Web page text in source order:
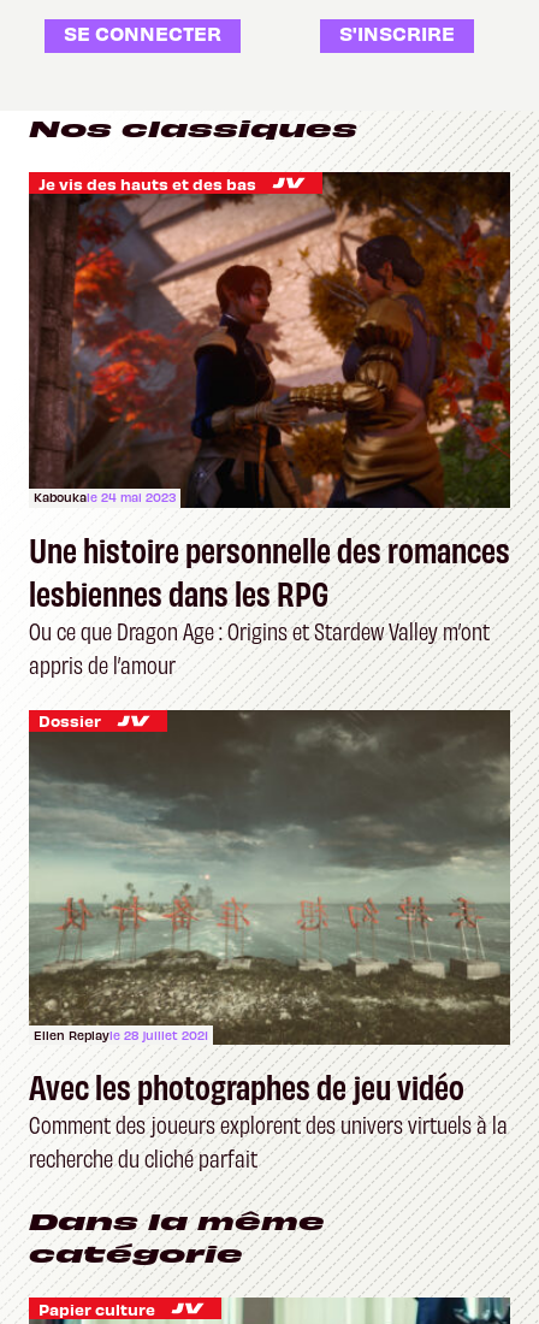
SE CONNECTER S'INSCRIRE
Nos classiques
Je vis des hauts et des bas
Kaboukale 24 mai 2023
Une histoire personnelle des romances
lesbiennes dans les RPG
Ou ce que Dragon Age : Origins et Stardew Valley m’ont
appris de l’amour
Dossier
Ellen Replayle 28 juillet 2021
Avec les photographes de jeu vidéo
Comment des joueurs explorent des univers virtuels à la
recherche du cliché parfait
Dans la même
catégorie
Papier culture